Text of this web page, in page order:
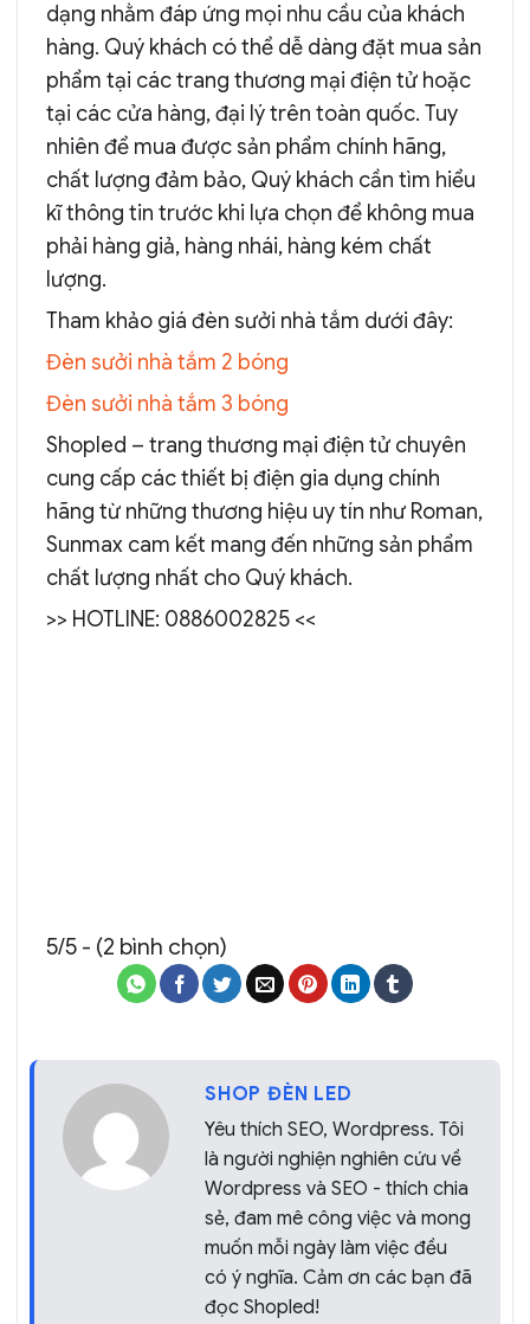
dạng nhằm đáp ứng mọi nhu cầu của khách
hàng. Quý khách có thể dễ dàng đặt mua sản
phẩm tại các trang thương mại điện tử hoặc
tại các cửa hàng, đại lý trên toàn quốc. Tuy
nhiên để mua được sản phẩm chính hãng,
chất lượng đảm bảo, Quý khách cần tìm hiểu
kĩ thông tin trước khi lựa chọn để không mua
phải hàng giả, hàng nhái, hàng kém chất
lượng.
Tham khảo giá đèn sưởi nhà tắm dưới đây:
Đèn sưởi nhà tắm 2 bóng
Đèn sưởi nhà tắm 3 bóng
Shopled – trang thương mại điện tử chuyên
cung cấp các thiết bị điện gia dụng chính
hãng từ những thương hiệu uy tín như Roman,
Sunmax cam kết mang đến những sản phẩm
chất lượng nhất cho Quý khách.
>> HOTLINE: 0886002825 <<
5/5 - (2 bình chọn)
SHOP ĐÈN LED
Yêu thích SEO, Wordpress. Tôi
là người nghiện nghiên cứu về
Wordpress và SEO - thích chia
sẻ, đam mê công việc và mong
muốn mỗi ngày làm việc đều
có ý nghĩa. Cảm ơn các bạn đã
đọc Shopled!